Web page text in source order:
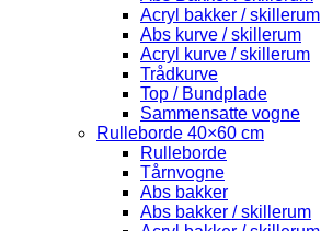
Acryl bakker / skillerum
Abs kurve / skillerum
Acryl kurve / skillerum
Trådkurve
Top / Bundplade
Sammensatte vogne
Rulleborde 40×60 cm
Rulleborde
Tårnvogne
Abs bakker
Abs bakker / skillerum